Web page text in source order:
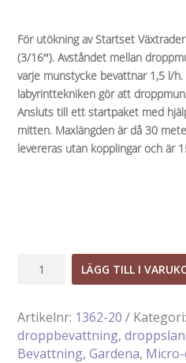
För utökning av Startset
(3/16″). Avståndet mellan
varje munstycke bevattnar 1,5 l/h.
labyrinttekniken gör att
Ansluts till ett startpaket med
mitten. Maxlängden är då 30
levereras utan kopplingar och är
Micro-
4,6
mm,
3/16"
LÄGG TILL I
Artikelnr: 1362-20 Kategori:
droppbevattning,
Bevattning,Gardena,